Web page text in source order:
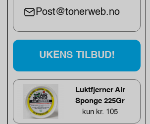
Post@tonerweb.no
UKENS TILBUD!
Luktfjerner Air
Sponge 225Gr
kun kr. 105